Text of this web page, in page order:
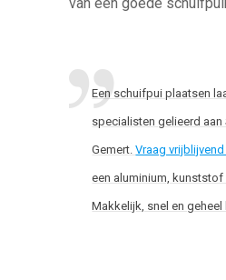
van een goede
Een schuifpui plaatsen
specialisten gelieerd
Gemert.Vraag
een aluminium,
Makkelijk, snel en